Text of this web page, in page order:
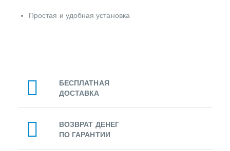
Простая и удобная установка
БЕСПЛАТНАЯ
ДОСТАВКА
ВОЗВРАТ ДЕНЕГ
ПО ГАРАНТИИ